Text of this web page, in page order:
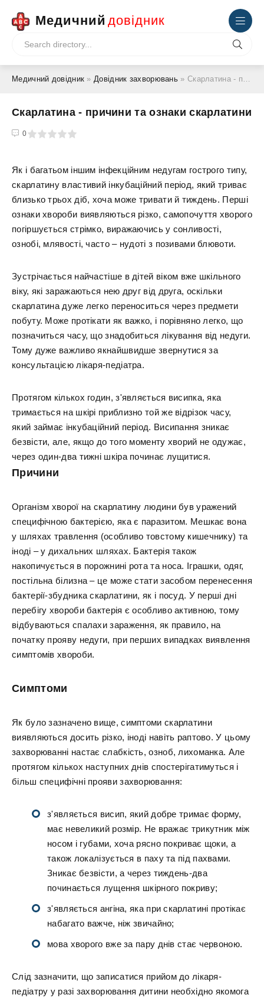
Медичний довідник
Медичний довідник »Довідник захворювань » Скарлатина - причини та ознаки скарлатини
Скарлатина - причини та ознаки скарлатини
0
5
Як і багатьом іншим інфекційним недугам гострого типу,
скарлатину властивий інкубаційний період, який триває
близько трьох діб, хоча може тривати й тиждень. Перші
ознаки хвороби виявляються різко, самопочуття хворого
погіршується стрімко, виражаючись у сонливості,
ознобі, млявості, часто – нудоті з позивами блювоти.
Зустрічається найчастіше в дітей віком вже шкільного
віку, які заражаються нею друг від друга, оскільки
скарлатина дуже легко переноситься через предмети
побуту. Може протікати як важко, і порівняно легко, що
позначиться часу, що знадобиться лікування від недуги.
Тому дуже важливо якнайшвидше звернутися за
консультацією лікаря-педіатра.
Протягом кількох годин, з'являється висипка, яка
тримається на шкірі приблизно той же відрізок часу,
який займає інкубаційний період. Висипання зникає
безвісти, але, якщо до того моменту хворий не одужає,
через один-два тижні шкіра починає лущитися.
Причини
Організм хворої на скарлатину людини був уражений
специфічною бактерією, яка є паразитом. Мешкає вона
у шляхах травлення (особливо товстому кишечнику) та
іноді – у дихальних шляхах. Бактерія також
накопичується в порожнині рота та носа. Іграшки, одяг,
постільна білизна – це може стати засобом перенесення
бактерії-збудника скарлатини, як і посуд. У перші дні
перебігу хвороби бактерія є особливо активною, тому
відбуваються спалахи зараження, як правило, на
початку прояву недуги, при перших випадках виявлення
симптомів хвороби.
Симптоми
Як було зазначено вище, симптоми скарлатини
виявляються досить різко, іноді навіть раптово. У цьому
захворюванні настає слабкість, озноб, лихоманка. Але
протягом кількох наступних днів спостерігатимуться і
більш специфічні прояви захворювання:
з'являється висип, який добре тримає форму,
має невеликий розмір. Не вражає трикутник між
носом і губами, хоча рясно покриває щоки, а
також локалізується в паху та під пахвами.
Зникає безвісти, а через тиждень-два
починається лущення шкірного покриву;
з'являється ангіна, яка при скарлатині протікає
набагато важче, ніж звичайно;
мова хворого вже за пару днів стає червоною.
Слід зазначити, що записатися прийом до лікаря-
педіатру у разі захворювання дитини необхідно якомога